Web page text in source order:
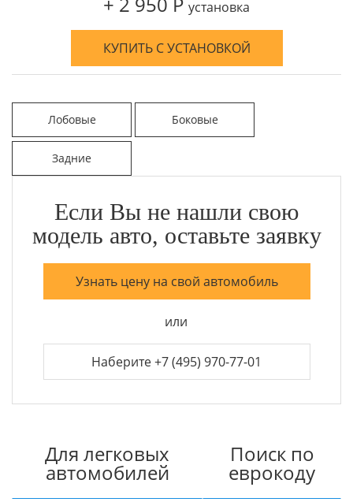
установка
КУПИТЬ С УСТАНОВКОЙ
Лобовые Боковые
Задние
Если Вы не нашли свою
модель авто, оставьте заявку
Узнать цену на свой автомобиль
или
Наберите +7 (495) 970-77-01
Для легковых
автомобилей
Поиск по
еврокоду